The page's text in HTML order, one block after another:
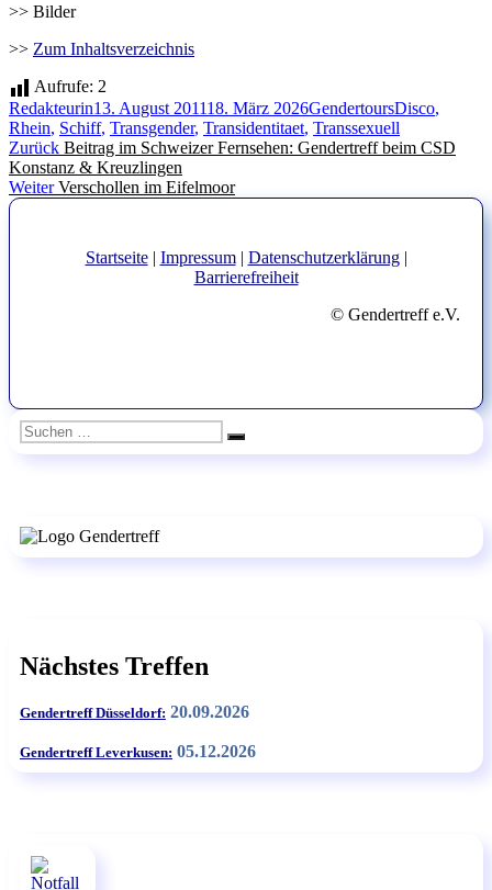
>> Bilder
>> Zum Inhaltsverzeichnis
Aufrufe: 2
Autor
RedakteurinVeröffentlicht
am
13. August 201118. März 2026Kategorien
GendertoursSchlagwörter
Disco,
Rhein, Schiff, Transgender, Transidentitaet, Transsexuell
Beitragsnavigation
Zurück Vorheriger
Beitrag:
Beitrag im Schweizer Fernsehen: Gendertreff beim CSD
Konstanz & Kreuzlingen
Weiter Nächster
Verschollen im Eifelmoor
Startseite| Impressum| Datenschutzerklärung|
Barrierefreiheit
© Gendertreff e.V.
Suchen
nach:
Suchen
Nächstes Treffen
Gendertreff Düsseldorf: 20.09.2026
Gendertreff Leverkusen: 05.12.2026